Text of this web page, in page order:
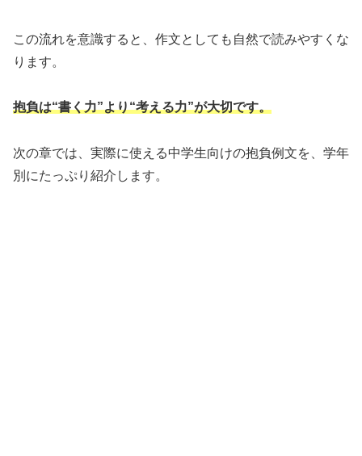
この流れを意識すると、作文としても自然で読みやすくな
ります。
抱負は“書く力”より“考える力”が大切です。
次の章では、実際に使える中学生向けの抱負例文を、学年
別にたっぷり紹介します。